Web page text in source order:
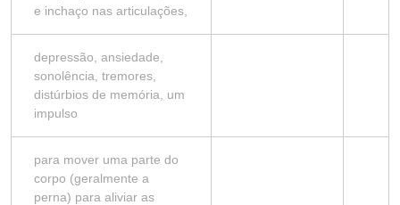
e inchaço nas articulações,
depressão, ansiedade,
sonolência, tremores,
distúrbios de memória, um
impulso
para mover uma parte do
corpo (geralmente a
perna) para aliviar as